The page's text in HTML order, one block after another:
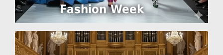
Fashion Week